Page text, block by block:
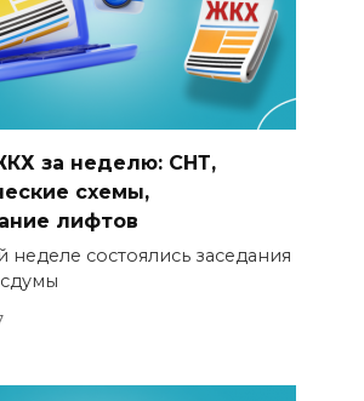
за неделю: СНТ,
схемы,
лифтов
состоялись заседания